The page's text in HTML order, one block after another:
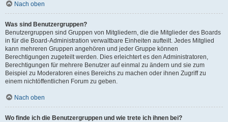
Nach oben
Was sind Benutzergruppen?
Benutzergruppen sind Gruppen von Mitgliedern, die die Mitglieder des Boards
in für die Board-Administration verwaltbare Einheiten aufteilt. Jedes Mitglied
kann mehreren Gruppen angehören und jeder Gruppe können
Berechtigungen zugeteilt werden. Dies erleichtert es den Administratoren,
Berechtigungen für mehrere Benutzer auf einmal zu ändern und sie zum
Beispiel zu Moderatoren eines Bereichs zu machen oder ihnen Zugriff zu
einem nichtöffentlichen Forum zu geben.
Nach oben
Wo finde ich die Benutzergruppen und wie trete ich ihnen bei?